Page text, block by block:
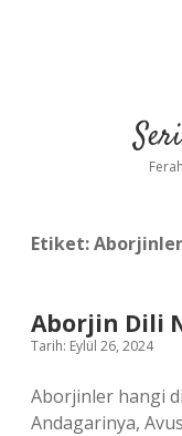
Etiket:
Aborjin Dili
Tarih: Eylül 26, 2024
Aborjinler hangi
Andagarinya,